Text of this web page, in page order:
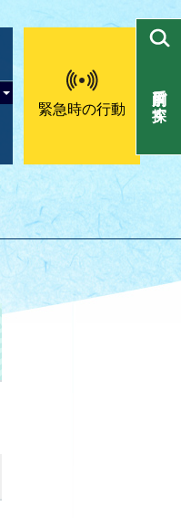
緊急時の行動 目的別で探す